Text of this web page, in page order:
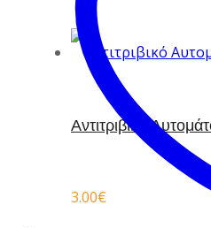
Aντιτριβικό
3.00€